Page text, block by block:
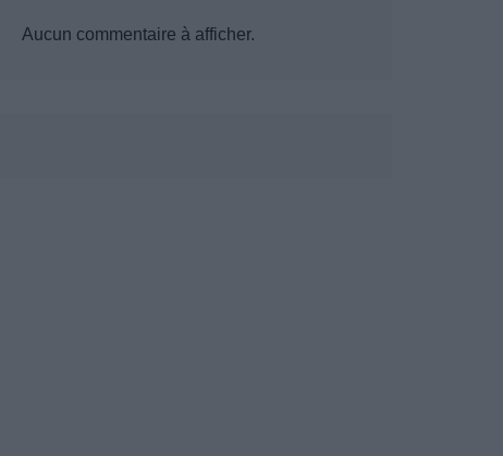
Aucun commentaire à afficher.